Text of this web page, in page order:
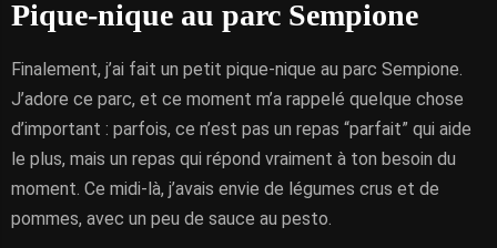
Pique-nique au parc Sempione
Finalement, j’ai fait un petit pique-nique au parc Sempione.
J’adore ce parc, et ce moment m’a rappelé quelque chose
d’important : parfois, ce n’est pas un repas “parfait” qui aide
le plus, mais un repas qui répond vraiment à ton besoin du
moment. Ce midi-là, j’avais envie de légumes crus et de
pommes, avec un peu de sauce au pesto.